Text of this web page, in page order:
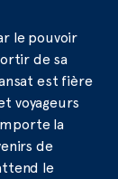
le pouvoir
de sa
est fière
voyageurs
la
de
le